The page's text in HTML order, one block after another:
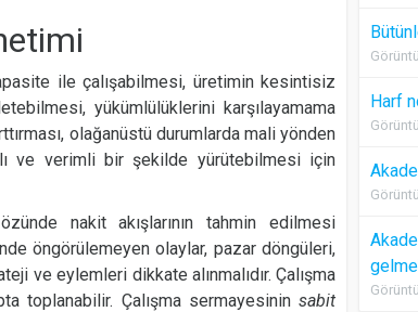
ile çalışabilmesi, üretimin kesintisiz
yükümlülüklerini karşılayamama
olağanüstü durumlarda mali yönden
ve verimli bir şekilde yürütebilmesi için
nakit akışlarının tahmin edilmesi
öngörülemeyen olaylar, pazar döngüleri,
ve eylemleri dikkate alınmalıdır. Çalışma
toplanabilir. Çalışma sermayesininsabit
Harf